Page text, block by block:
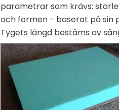
parametrar som krävs:
och formen - baserat på sin
Tygets längd bestäms av